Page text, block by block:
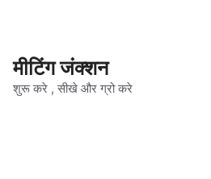
मीटिंग जंक्शन
शुरू करे , सीखे और ग्रो करे